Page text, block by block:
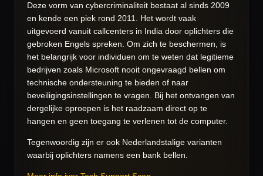
Deze vorm van cybercriminaliteit bestaat al sinds 2009
en kende een piek rond 2011. Het wordt vaak
uitgevoerd vanuit callcenters in India door oplichters die
gebroken Engels spreken. Om zich te beschermen, is
het belangrijk voor individuen om te weten dat legitieme
bedrijven zoals Microsoft nooit ongevraagd bellen om
technische ondersteuning te bieden of naar
beveiligingsinstellingen te vragen. Bij het ontvangen van
dergelijke oproepen is het raadzaam direct op te
hangen en geen toegang te verlenen tot de computer.
Tegenwoordig zijn er ook Nederlandstalige varianten
waarbij oplichters namens een bank bellen.